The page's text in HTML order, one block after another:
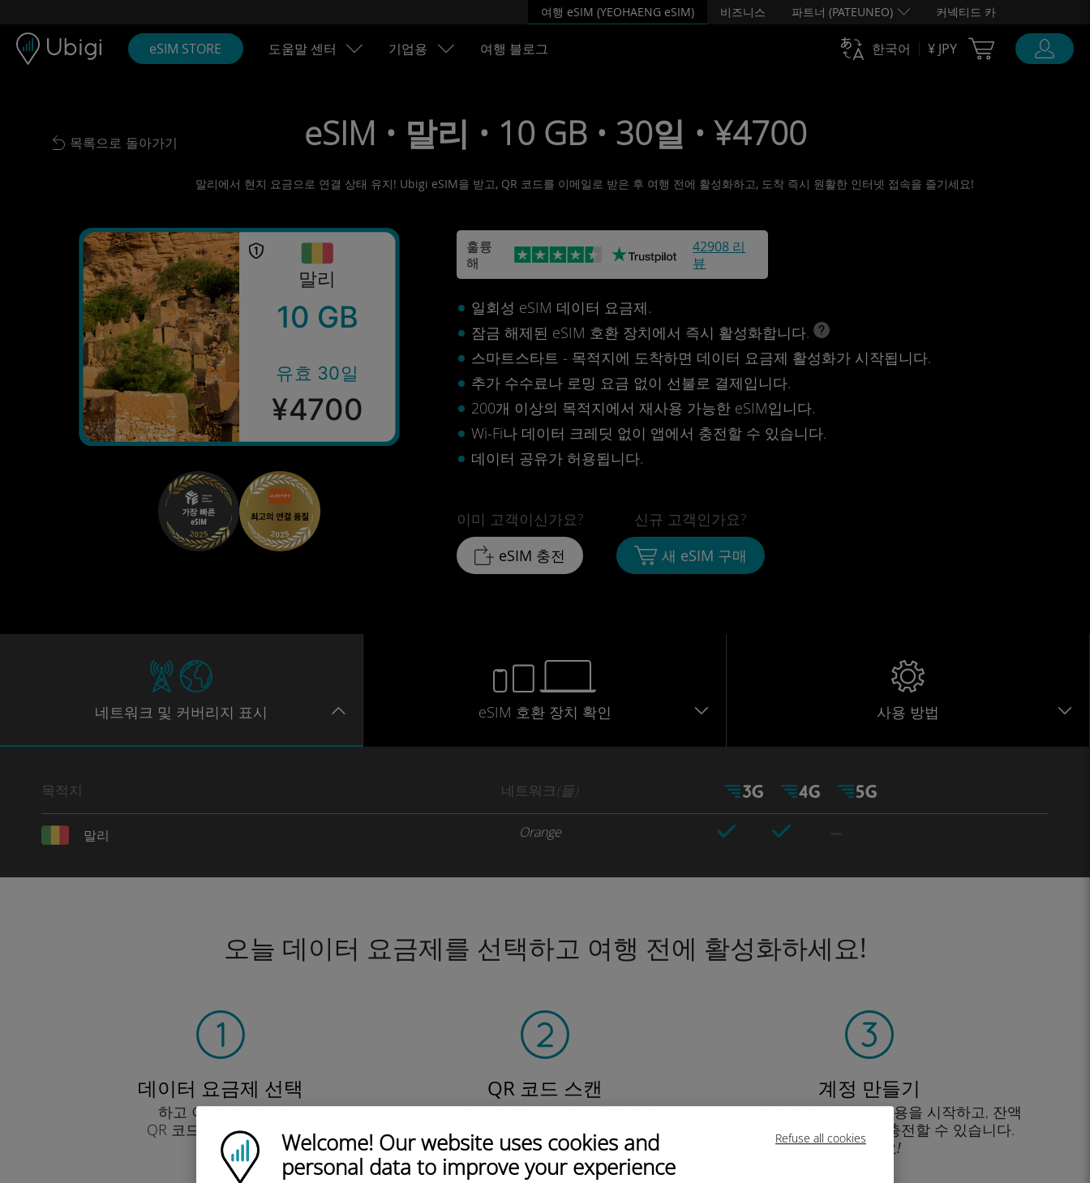
Refuse all cookies
Ubigi logo
Welcome! Our website uses cookies and
personal data to improve your experience
여행 eSIM (YEOHAENG eSIM) 비즈니스 파트너 (PATEUNEO) 커넥티드 카
eSIM STORE 도움말 센터 기업용 여행 블로그 한국어 ¥ JPY Cart Ubigi
Back to list
목록으로 돌아가기 eSIM • 말리 • 10 GB • 30일 • ¥4700
말리에서 현지 요금으로 연결 상태 유지! Ubigi eSIM을 받고, QR 코드를 이메일로 받은 후 여행 전에 활성화하고, 도착 즉시 원활한 인터넷 접속을 즐기세요!
말리
10 GB
유효 30일
¥4700
훌륭
해
42908 리
뷰
일회성 eSIM 데이터 요금제.
잠금 해제된 eSIM 호환 장치에서 즉시 활성화합니다.
스마트스타트 - 목적지에 도착하면 데이터 요금제 활성화가 시작됩니다.
추가 수수료나 로밍 요금 없이 선불로 결제입니다.
200개 이상의 목적지에서 재사용 가능한 eSIM입니다.
Wi-Fi나 데이터 크레딧 없이 앱에서 충전할 수 있습니다.
데이터 공유가 허용됩니다.
이미 고객이신가요?
eSIM 충전
신규 고객인가요?
새 eSIM 구매
네트워크 및 커버리지 표시 eSIM 호환 장치 확인 사용 방법
목적지 네트워크(들)
말리 Orange
오늘 데이터 요금제를 선택하고 여행 전에 활성화하세요!
데이터 요금제 선택
하고 이메일을 통해
QR 코드로 받아보세요.
빨리!
QR 코드 스캔
을 클릭해 데이터 요금제를 활성화하고
유비기 eSIM을 설치하세요. 간단합니다!
계정 만들기
을 클릭해 데이터 요금제 사용을 시작하고, 잔액
을 확인하고 이동 중에도 충전할 수 있습니다.
즐기세요!